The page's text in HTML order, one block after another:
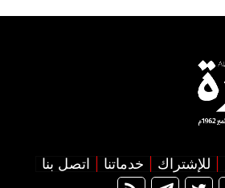
للإشتراك خدماتنا اتصل بنا